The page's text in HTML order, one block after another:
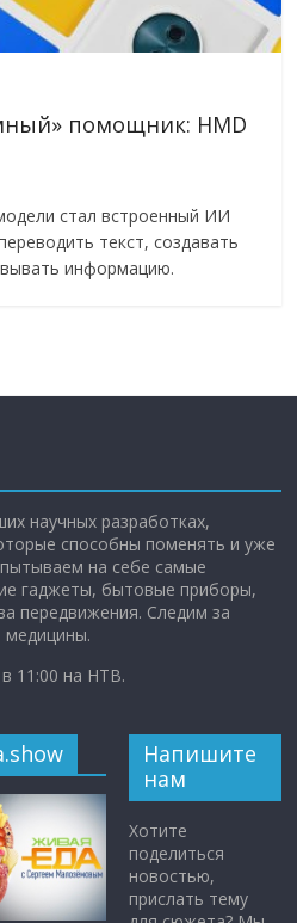
помощник: HMD
стал встроенный ИИ
текст, создавать
информацию.
научных разработках,
способны поменять и уже
на себе самые
гаджеты, бытовые приборы,
передвижения. Следим за
медицины.
11:00 на НТВ.
Напишите
нам
Хотите
поделиться
новостью,
прислать тему